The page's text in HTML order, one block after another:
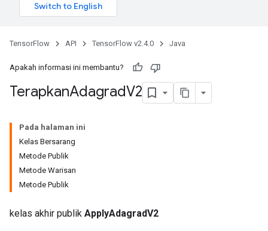
TensorFlow API TensorFlow v2.4.0 Java
Apakah informasi ini membantu?
TerapkanAdagradV2
Pada halaman ini
Kelas Bersarang
Metode Publik
Metode Warisan
Metode Publik
kelas akhir publik ApplyAdagradV2